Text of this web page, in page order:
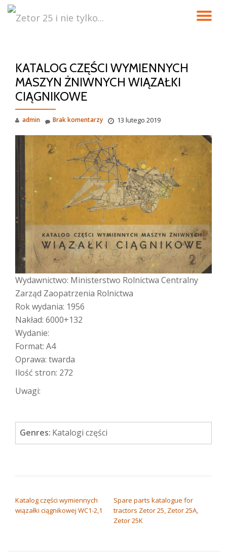
KATALOG CZĘŚCI WYMIENNYCH
MASZYN ŻNIWNYCH WIĄZAŁKI
CIĄGNIKOWE
admin 13 lutego 2019
Brak komentarzy
Wydawnictwo: Ministerstwo Rolnictwa Centralny
Zarząd Zaopatrzenia Rolnictwa
Rok wydania: 1956
Nakład: 6000+132
Wydanie:
Format: A4
Oprawa: twarda
Ilość stron: 272
Uwagi:
Genres: Katalogi części
Katalog części wymiennych
wiązałki ciągnikowej WC1-2,1
Spare parts katalogue for
tractors Zetor 25, Zetor 25A,
Zetor 25K